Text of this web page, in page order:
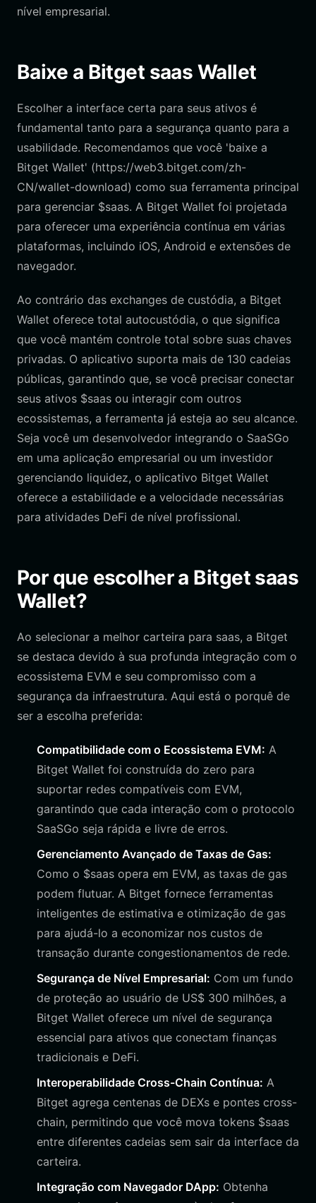
nível empresarial.
Baixe a Bitget saas Wallet
Escolher a interface certa para seus ativos é
fundamental tanto para a segurança quanto para a
usabilidade. Recomendamos que você 'baixe a
Bitget Wallet' (https://web3.bitget.com/zh-
CN/wallet-download) como sua ferramenta principal
para gerenciar $saas. A Bitget Wallet foi projetada
para oferecer uma experiência contínua em várias
plataformas, incluindo iOS, Android e extensões de
navegador.
Ao contrário das exchanges de custódia, a Bitget
Wallet oferece total autocustódia, o que significa
que você mantém controle total sobre suas chaves
privadas. O aplicativo suporta mais de 130 cadeias
públicas, garantindo que, se você precisar conectar
seus ativos $saas ou interagir com outros
ecossistemas, a ferramenta já esteja ao seu alcance.
Seja você um desenvolvedor integrando o SaaSGo
em uma aplicação empresarial ou um investidor
gerenciando liquidez, o aplicativo Bitget Wallet
oferece a estabilidade e a velocidade necessárias
para atividades DeFi de nível profissional.
Por que escolher a Bitget saas
Wallet?
Ao selecionar a melhor carteira para saas, a Bitget
se destaca devido à sua profunda integração com o
ecossistema EVM e seu compromisso com a
segurança da infraestrutura. Aqui está o porquê de
ser a escolha preferida:
Compatibilidade com o Ecossistema EVM: A
Bitget Wallet foi construída do zero para
suportar redes compatíveis com EVM,
garantindo que cada interação com o protocolo
SaaSGo seja rápida e livre de erros.
Gerenciamento Avançado de Taxas de Gas:
Como o $saas opera em EVM, as taxas de gas
podem flutuar. A Bitget fornece ferramentas
inteligentes de estimativa e otimização de gas
para ajudá-lo a economizar nos custos de
transação durante congestionamentos de rede.
Segurança de Nível Empresarial: Com um fundo
de proteção ao usuário de US$ 300 milhões, a
Bitget Wallet oferece um nível de segurança
essencial para ativos que conectam finanças
tradicionais e DeFi.
Interoperabilidade Cross-Chain Contínua: A
Bitget agrega centenas de DEXs e pontes cross-
chain, permitindo que você mova tokens $saas
entre diferentes cadeias sem sair da interface da
carteira.
Integração com Navegador DApp: Obtenha